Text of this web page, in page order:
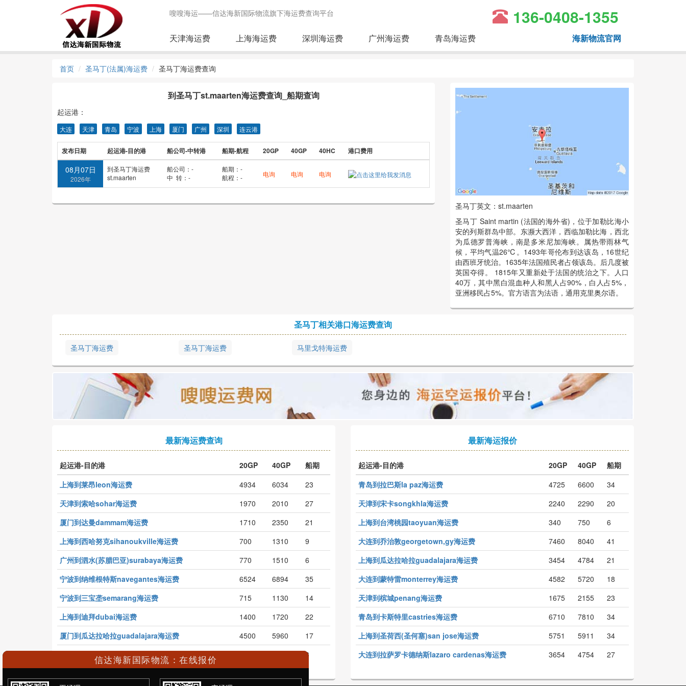
嗖嗖海运——信达海新国际物流旗下海运费查询平台 136-0408-1355
天津海运费 上海海运费 深圳海运费 广州海运费 青岛海运费 海新物流官网
首页 圣马丁(法属)海运费 圣马丁海运费查询
到圣马丁st.maarten海运费查询_船期查询
起运港：
大连 天津 青岛 宁波 上海 厦门 广州 深圳 连云港
发布日期 起运港-目的港 船公司-中转港 船期-航程 20GP 40GP 40HC 港口费用
08月07日
2026年
到圣马丁海运费
st.maarten
船公司：-
中 转：-
船期：-
航程：-
电询 电询 电询
圣马丁英文：st.maarten
圣马丁 Saint martin (法国的海外省)，位于加勒比海小
安的列斯群岛中部。东濒大西洋，西临加勒比海，西北
为瓜德罗普海峡，南是多米尼加海峡。属热带雨林气
候，平均气温26℃。1493年哥伦布到达该岛，16世纪
由西班牙统治。1635年法国殖民者占领该岛。后几度被
英国夺得。 1815年又重新处于法国的统治之下。人口
40万，其中黑白混血种人和黑人占90%，白人占5%，
亚洲移民占5%。官方语言为法语，通用克里奥尔语。
圣马丁相关港口海运费查询
圣马丁海运费 圣马丁海运费 马里戈特海运费
最新海运费查询
起运港-目的港 20GP 40GP
船期
上海到莱昂leon海运费
4934 6034
23
天津到索哈sohar海运费
1970 2010
27
厦门到达曼dammam海运费
1710 2350
21
上海到西哈努克sihanoukville海运费
700 1310
9
广州到泗水(苏腊巴亚)surabaya海运费
770 1510
6
宁波到纳维根特斯navegantes海运费
6524 6894
35
宁波到三宝垄semarang海运费
715 1130
14
上海到迪拜dubai海运费
1400 1720
22
厦门到瓜达拉哈拉guadalajara海运费
4500 5960
17
上海到胡志明ho chi minh海运费
6
最新海运报价
起运港-目的港 20GP 40GP
船期
青岛到拉巴斯la paz海运费
4725 6600
34
天津到宋卡songkhla海运费
2240 2290
20
上海到台湾桃园taoyuan海运费
340 750
6
大连到乔治敦georgetown,gy海运费
7460 8040
41
上海到瓜达拉哈拉guadalajara海运费
3454 4784
21
大连到蒙特雷monterrey海运费
4582 5720
18
天津到槟城penang海运费
1675 2155
23
青岛到卡斯特里castries海运费
6710 7810
34
上海到圣荷西(圣何塞)san jose海运费
5751 5911
34
大连到拉萨罗卡德纳斯lazaro cardenas海运费
3654 4754 27
信达海新国际物流：在线报价